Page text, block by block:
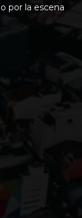
por la escena